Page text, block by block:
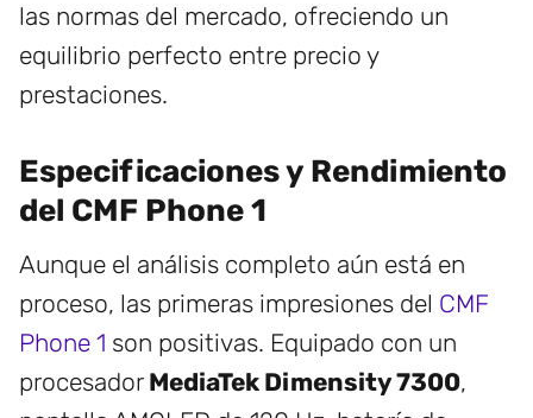
las normas del mercado, ofreciendo un
equilibrio perfecto entre precio y
prestaciones.
Especificaciones y Rendimiento
del CMF Phone 1
Aunque el análisis completo aún está en
proceso, las primeras impresiones del CMF
Phone 1 son positivas. Equipado con un
procesador MediaTek Dimensity 7300,